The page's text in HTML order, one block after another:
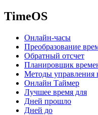
TimeOS
Онлайн-часы
Преобразование
Обратный отсчет
Планировщик
Методы управления
Онлайн Таймер
Лучшее время для
Дней прошло
Дней до